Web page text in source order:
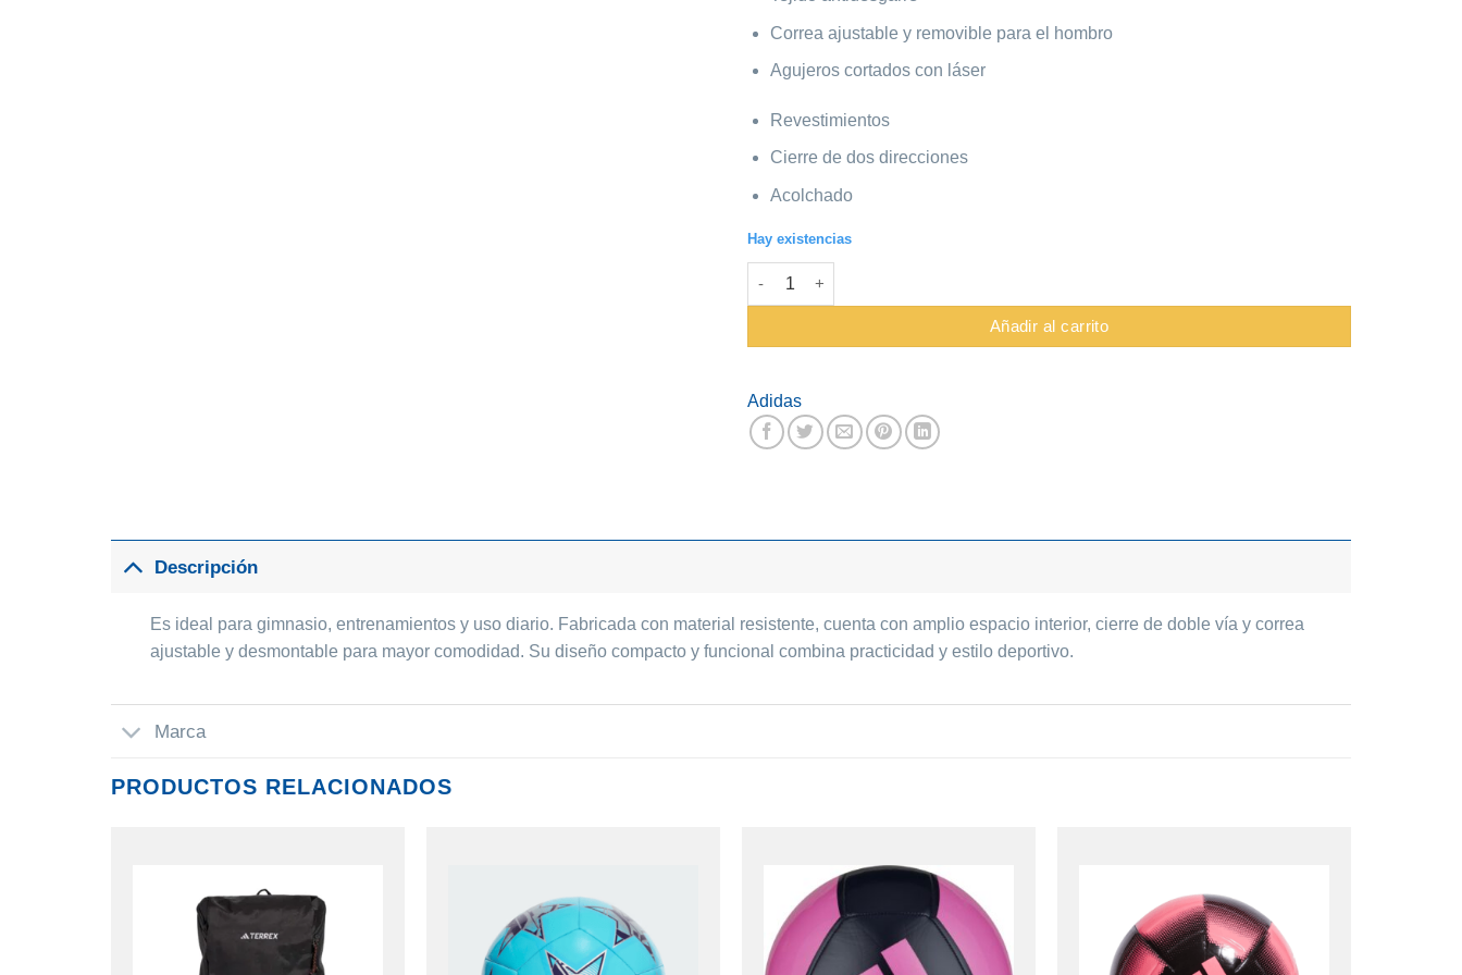
Correa ajustable y removible para el hombro
Agujeros cortados con láser
Revestimientos
Cierre de dos direcciones
Acolchado
Hay existencias
Maletin Adidas #JZ0608 Training Def S cantidad
Añadir al carrito
Adidas
Descripción
Es ideal para gimnasio, entrenamientos y uso diario. Fabricada con material resistente, cuenta con amplio espacio interior, cierre de doble vía y correa
ajustable y desmontable para mayor comodidad. Su diseño compacto y funcional combina practicidad y estilo deportivo.
Marca
PRODUCTOS RELACIONADOS